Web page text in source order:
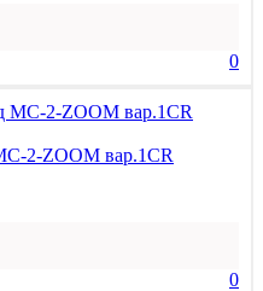
0
2-ZOOM вар.1CR
0